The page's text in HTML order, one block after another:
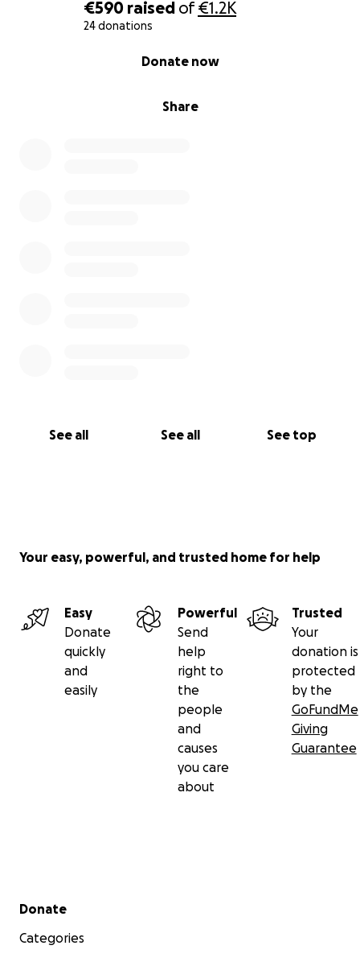
€590 raised of€1.2K
24 donations
Share
Donate now
See all See all See top
Your easy, powerful, and trusted home for help
Easy
Donate
quickly
and
easily
Powerful
Send
help
right to
the
people
and
causes
you care
about
Trusted
Your
donation is
protected
by the
GoFundMe
Giving
Guarantee
Secondary menu
Donate
Categories